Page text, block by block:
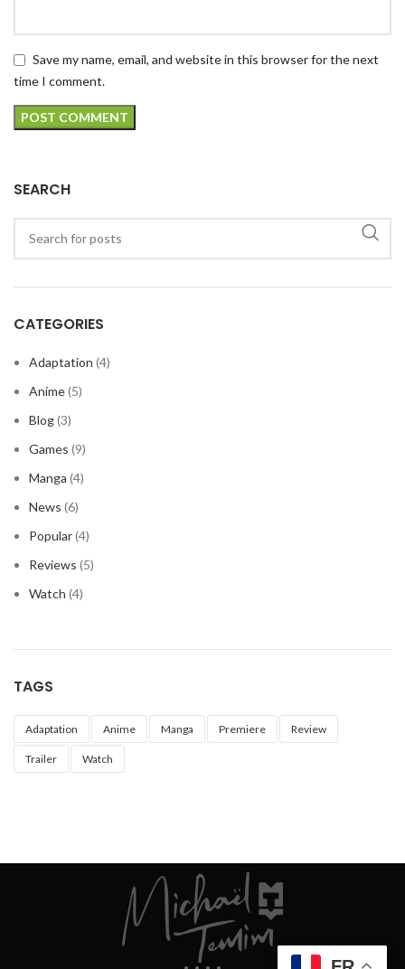
Save my name, email, and website in this browser for the next
time I comment.
SEARCH
CATEGORIES
Adaptation (4)
Anime(5)
Blog(3)
Games (9)
Manga (4)
News (6)
Popular(4)
Reviews (5)
Watch (4)
TAGS
Adaptation Anime Manga Premiere Review
Trailer Watch